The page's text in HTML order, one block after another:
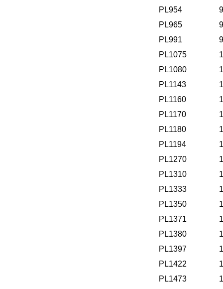
PL954
PL965
PL991
PL1075
PL1080
PL1143
PL1160
PL1170
PL1180
PL1194
PL1270
PL1310
PL1333
PL1350
PL1371
PL1380
PL1397
PL1422
PL1473